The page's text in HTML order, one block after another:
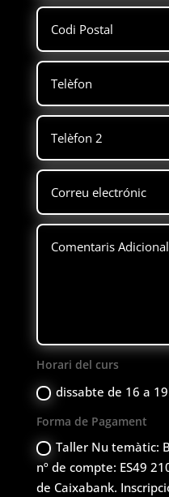
Horari del curs
dissabte de 16 a
Forma de Pagament
Taller Nu temàtic:
nº de compte: ES49
de Caixabank.